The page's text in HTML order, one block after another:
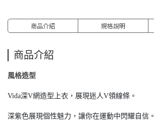
商品介紹 規格說明
商品介紹
風格造型
Vida深V網造型上衣，展現迷人V領線條。
深紫色展現個性魅力，讓你在運動中閃耀自信。